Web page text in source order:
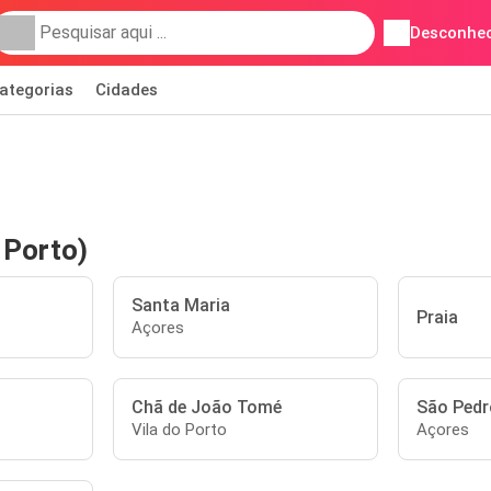
Cidades
Santa Maria
Açores Praia
Chã de João Tomé
Vila do Porto
São
Açores